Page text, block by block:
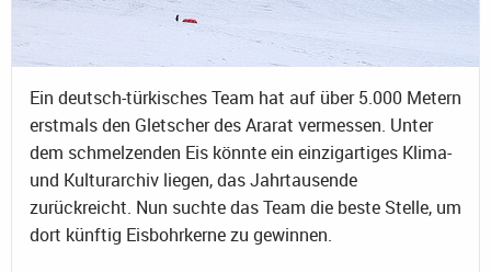
Ein deutsch-türkisches Team hat auf über 5.000 Metern
erstmals den Gletscher des Ararat vermessen. Unter
dem schmelzenden Eis könnte ein einzigartiges Klima-
und Kulturarchiv liegen, das Jahrtausende
zurückreicht. Nun suchte das Team die beste Stelle, um
dort künftig Eisbohrkerne zu gewinnen.